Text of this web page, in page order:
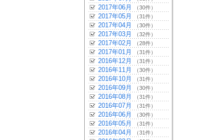
2017年06月 （30件）
2017年05月 （31件）
2017年04月 （30件）
2017年03月 （32件）
2017年02月 （28件）
2017年01月 （31件）
2016年12月 （31件）
2016年11月 （30件）
2016年10月 （31件）
2016年09月 （30件）
2016年08月 （31件）
2016年07月 （31件）
2016年06月 （30件）
2016年05月 （31件）
2016年04月 （31件）